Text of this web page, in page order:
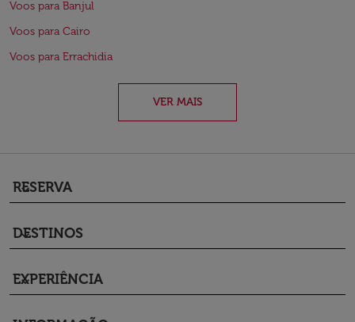
Voos para Banjul
Voos para Cairo
Voos para Errachidia
VER MAIS
RESERVA
keyboard_arrow_down
DESTINOS
keyboard_arrow_down
EXPERIÊNCIA
keyboard_arrow_down